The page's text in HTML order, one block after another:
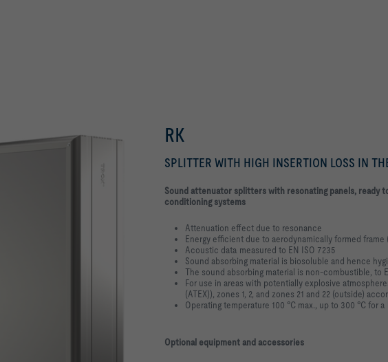
RK
SPLITTER WITH HIGH INSERTION LOSS IN
Sound attenuator splitters with resonating panels, ready
conditioning systems
Attenuation effect due to resonance
Energy efficient due to aerodynamically formed frame
Acoustic data measured to EN ISO 7235
Sound absorbing material is biosoluble and hence
The sound absorbing material is non-combustible, to
For use in areas with potentially explosive
(ATEX)), zones 1, 2, and zones 21 and 22 (outside)
Operating temperature 100 °C max., up to 300 °C for
Optional equipment and accessories